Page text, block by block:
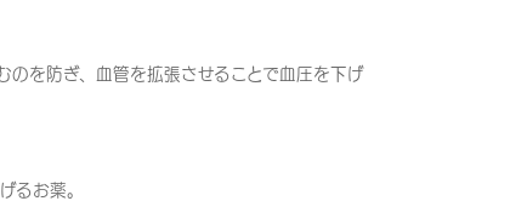
のを防ぎ、血管を拡張させることで血圧を下げ
るお薬。